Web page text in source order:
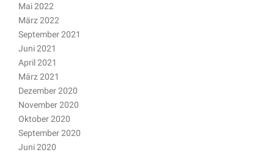
Mai 2022
März 2022
September 2021
Juni 2021
April 2021
März 2021
Dezember 2020
November 2020
Oktober 2020
September 2020
Juni 2020